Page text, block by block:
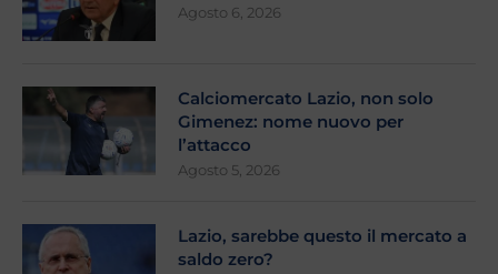
Agosto 6, 2026
Calciomercato Lazio, non solo
Gimenez: nome nuovo per
l’attacco
Agosto 5, 2026
Lazio, sarebbe questo il mercato a
saldo zero?